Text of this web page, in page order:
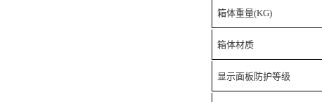
箱体重量(KG)
箱体材质
显示面板防护等级